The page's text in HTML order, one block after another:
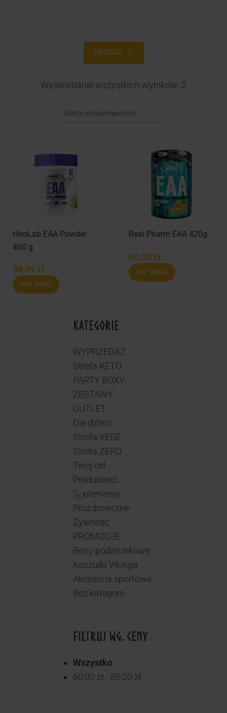
KATEGORIE
WYPRZEDAŻ
Strefa KETO
PARTY BOXY
ZESTAWY
OUTLET
Dla dzieci
Strefa VEGE
Strefa ZERO
Twój cel
Producenci
Suplementy
Prozdrowotne
Żywność
PROMOCJE
Bony podarunkowe
Koszulki Vikinga
Akcesoria sportowe
Bez kategorii
FILTRUJ WG. CENY
Wszystko
60,00 zł - 80,00 zł
FILTRUJ
Wyświetlanie wszystkich wyników: 2
HiroLab EAA Powder
400 g
88,99 zł
KUP TERAZ
Real Pharm EAA 420g
69,00 zł
KUP TERAZ